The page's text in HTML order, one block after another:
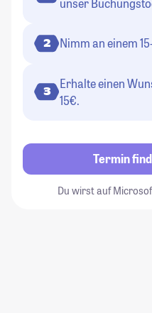
2 Nimm an einem
3
Erhalte einen
15€.
Termin
Du wirst auf